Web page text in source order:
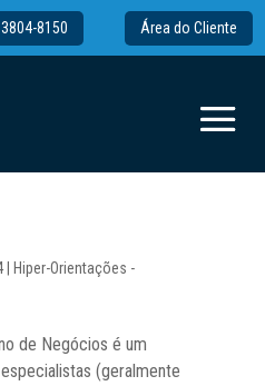
8150 Área do Cliente
|
Hiper-Orientações -
de Negócios é um
(geralmente